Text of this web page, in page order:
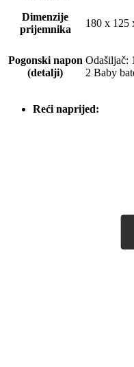
Dimenzije
prijemnika
180 x 125
Pogonski napon
(detalji)
Odašiljač:
2 Baby
Reći naprijed: